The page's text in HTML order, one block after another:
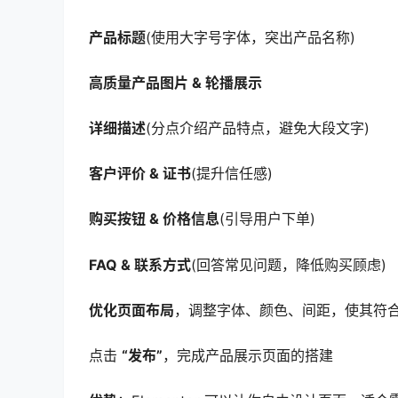
产品标题(使用大字号字体，突出产品名称)
高质量产品图片 & 轮播展示
详细描述(分点介绍产品特点，避免大段文字)
客户评价 & 证书(提升信任感)
购买按钮 & 价格信息(引导用户下单)
FAQ & 联系方式(回答常见问题，降低购买顾虑)
优化页面布局，调整字体、颜色、间距，使其符
点击 “发布”，完成产品展示页面的搭建